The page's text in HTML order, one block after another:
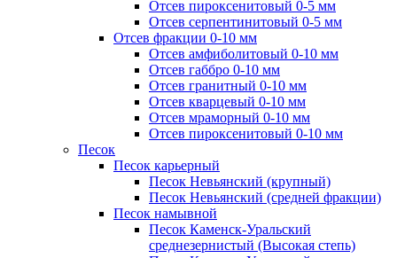
Отсев пироксенитовый 0-5 мм
Отсев серпентинитовый 0-5 мм
Отсев фракции 0-10 мм
Отсев амфиболитовый 0-10 мм
Отсев габбро 0-10 мм
Отсев гранитный 0-10 мм
Отсев кварцевый 0-10 мм
Отсев мраморный 0-10 мм
Отсев пироксенитовый 0-10 мм
Песок
Песок карьерный
Песок Невьянский (крупный)
Песок Невьянский (средней фракции)
Песок намывной
Песок Каменск-Уральский
среднезернистый (Высокая степь)